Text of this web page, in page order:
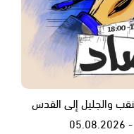
والجليل إلى القدس